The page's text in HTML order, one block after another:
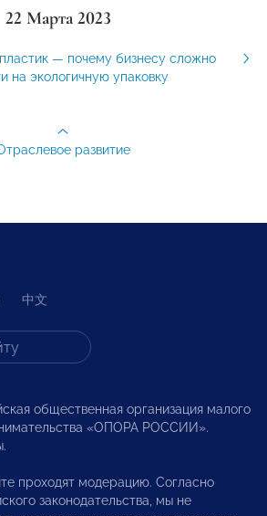
22 Марта 2023
— почему бизнесу сложно
на экологичную упаковку
развитие
中文
общественная организация малого
«ОПОРА РОССИИ».
проходят модерацию. Согласно
законодательства, мы не